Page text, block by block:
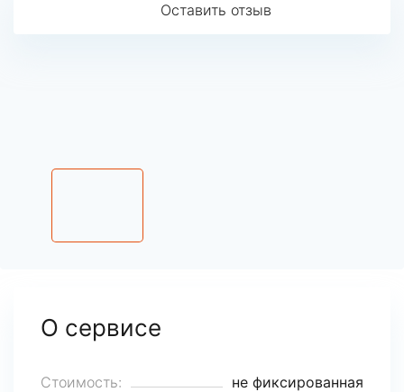
Оставить отзыв
О сервисе
Стоимость:
не фиксированная